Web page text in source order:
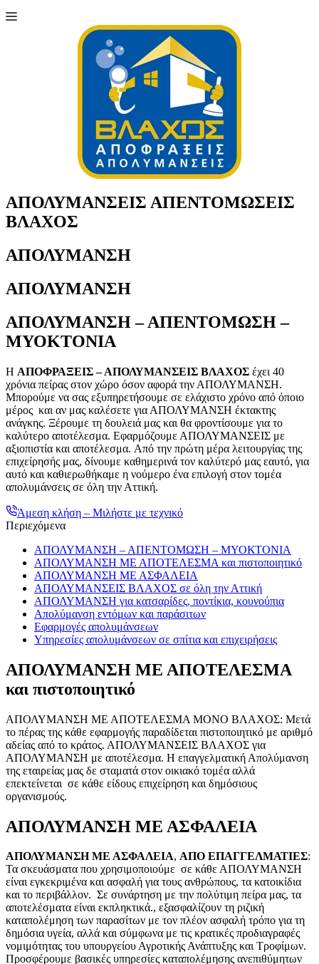
ΑΠΟΛΥΜΑΝΣΕΙΣ ΑΠΕΝΤΟΜΩΣΕΙΣ
ΒΛΑΧΟΣ
ΑΠΟΛΥΜΑΝΣΗ
ΑΠΟΛΥΜΑΝΣΗ
ΑΠΟΛΥΜΑΝΣΗ – ΑΠΕΝΤΟΜΩΣΗ –
ΜΥΟΚΤΟΝΙΑ
Η ΑΠΟΦΡΑΞΕΙΣ – ΑΠΟΛΥΜΑΝΣΕΙΣ ΒΛΑΧΟΣ έχει 40
χρόνια πείρας στον χώρο όσον αφορά την ΑΠΟΛΥΜΑΝΣΗ.
Μπορούμε να σας εξυπηρετήσουμε σε ελάχιστο χρόνο από όποιο
μέρος και αν μας καλέσετε για ΑΠΟΛΥΜΑΝΣΗ έκτακτης
ανάγκης. Ξέρουμε τη δουλειά μας και θα φροντίσουμε για το
καλύτερο αποτέλεσμα. Εφαρμόζουμε ΑΠΟΛΥΜΑΝΣΕΙΣ με
αξιοπιστία και αποτέλεσμα. Από την πρώτη μέρα λειτουργίας της
επιχείρησής μας, δίνουμε καθημερινά τον καλύτερό μας εαυτό, για
αυτό και καθιερωθήκαμε η νούμερο ένα επιλογή στον τομέα
απολυμάνσεις σε όλη την Αττική.
Άμεση κλήση – Μιλήστε με τεχνικό
Περιεχόμενα
ΑΠΟΛΥΜΑΝΣΗ – ΑΠΕΝΤΟΜΩΣΗ – ΜΥΟΚΤΟΝΙΑ
ΑΠΟΛΥΜΑΝΣΗ ΜΕ ΑΠΟΤΕΛΕΣΜΑ και πιστοποιητικό
ΑΠΟΛΥΜΑΝΣΗ ΜΕ ΑΣΦΑΛΕΙΑ
ΑΠΟΛΥΜΑΝΣΕΙΣ ΒΛΑΧΟΣ σε όλη την Αττική
ΑΠΟΛΥΜΑΝΣΗ για κατσαρίδες, ποντίκια, κουνούπια
Απολύμανση εντόμων και παράσιτων
Εφαρμογές απολυμάνσεων
Υπηρεσίες απολυμάνσεων σε σπίτια και επιχειρήσεις
ΑΠΟΛΥΜΑΝΣΗ ΜΕ ΑΠΟΤΕΛΕΣΜΑ
και πιστοποιητικό
ΑΠΟΛΥΜΑΝΣΗ ΜΕ ΑΠΟΤΕΛΕΣΜΑ ΜΟΝΟ ΒΛΑΧΟΣ: Μετά
το πέρας της κάθε εφαρμογής παραδίδεται πιστοποιητικό με αριθμό
αδείας από το κράτος. ΑΠΟΛΥΜΑΝΣΕΙΣ ΒΛΑΧΟΣ για
ΑΠΟΛΥΜΑΝΣΗ με αποτέλεσμα. Η επαγγελματική Απολύμανση
της εταιρείας μας δε σταματά στον οικιακό τομέα αλλά
επεκτείνεται σε κάθε είδους επιχείρηση και δημόσιους
οργανισμούς.
ΑΠΟΛΥΜΑΝΣΗ ΜΕ ΑΣΦΑΛΕΙΑ
ΑΠΟΛΥΜΑΝΣΗ ΜΕ ΑΣΦΑΛΕΙΑ, ΑΠΟ ΕΠΑΓΓΕΛΜΑΤΙΕΣ:
Τα σκευάσματα που χρησιμοποιούμε σε κάθε ΑΠΟΛΥΜΑΝΣΗ
είναι εγκεκριμένα και ασφαλή για τους ανθρώπους, τα κατοικίδια
και το περιβάλλον. Σε συνάρτηση με την πολύτιμη πείρα μας, τα
αποτελέσματα είναι εκπληκτικά., εξασφαλίζουν τη ριζική
καταπολέμηση των παρασίτων με τον πλέον ασφαλή τρόπο για τη
δημόσια υγεία, αλλά και σύμφωνα με τις κρατικές προδιαγραφές
νομιμότητας του υπουργείου Αγροτικής Ανάπτυξης και Τροφίμων.
Προσφέρουμε βασικές υπηρεσίες καταπολέμησης ανεπιθύμητων